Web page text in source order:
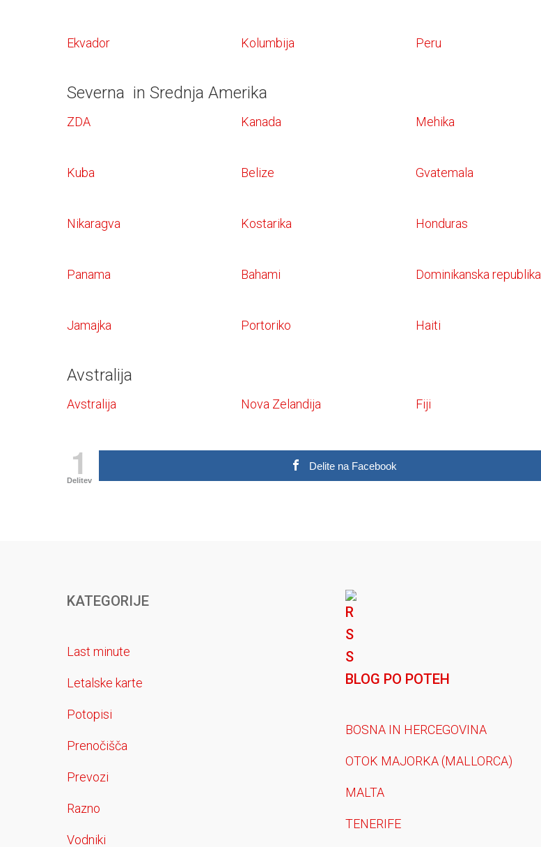
Ekvador Kolumbija Peru
Severna in Srednja Amerika
ZDA Kanada Mehika
Kuba Belize Gvatemala
Nikaragva Kostarika Honduras
Panama Bahami Dominikanska republika
Jamajka Portoriko Haiti
Avstralija
Avstralija Nova Zelandija Fiji
1
Delitev
Delite na Facebook
KATEGORIJE
Last minute
Letalske karte
Potopisi
Prenočišča
Prevozi
Razno
Vodniki
BLOG PO POTEH
BOSNA IN HERCEGOVINA
OTOK MAJORKA (MALLORCA)
MALTA
TENERIFE